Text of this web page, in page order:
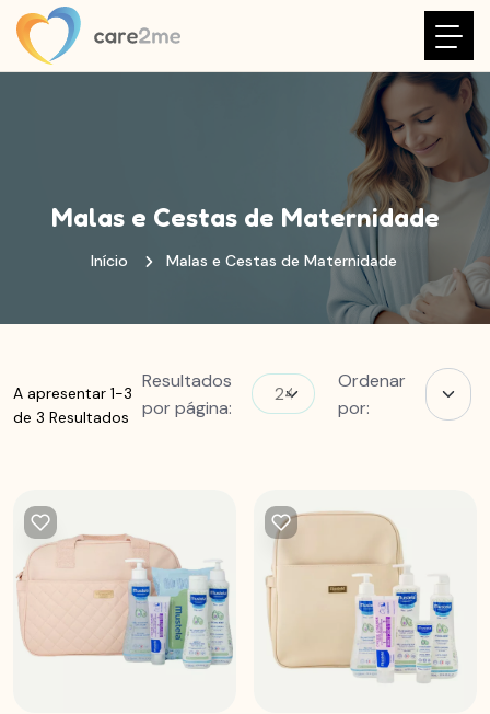
Malas e Cestas de Maternidade
Início Malas e Cestas de Maternidade
A apresentar 1-3
de 3 Resultados
Resultados
por página:
Ordenar
por: